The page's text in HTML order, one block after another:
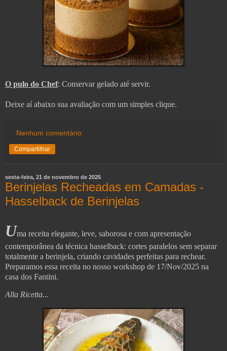
O pulo do Chef: Conservar gelado até servir.
Deixe aí abaixo sua avaliação com um simples clique.
Nenhum comentário:
Compartilhar
sexta-feira, 21 de novembro de 2025
Berinjelas Recheadas em Camadas -
Hasselback de Berinjelas
Uma receita elegante, leve, saborosa e com apresentação
contemporânea da técnica hasselback: cortes paralelos sem separar
totalmente a berinjela, criando cavidades perfeitas para rechear.
Preparamos essa receita no nosso workshop de 17/Nov/2025 na
casa dos Fantini.
Alla Ricetta...